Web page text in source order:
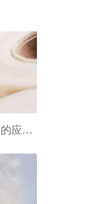
专家视角 | 热重分析在滤料定量中的应用（上）